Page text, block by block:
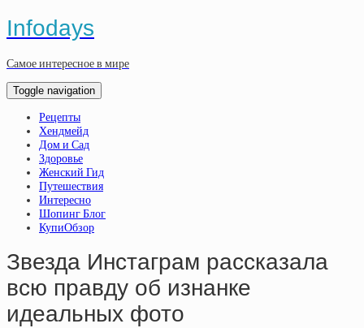
Infodays
Самое интересное в мире
Toggle navigation
Рецепты
Хендмейд
Дом и Сад
Здоровье
Женский Гид
Путешествия
Интересно
Шопинг Блог
КупиОбзор
Звезда Инстаграм рассказала
всю правду об изнанке
идеальных фото